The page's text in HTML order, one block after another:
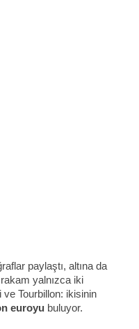
paylaştı, altına da
rakam yalnızca iki
Tourbillon: ikisinin
euroyu buluyor.